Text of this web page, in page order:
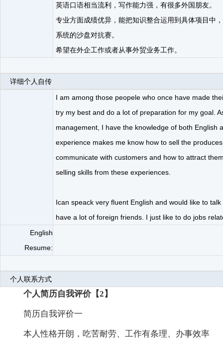
英语口语相当流利，写作能力强，有很多外国朋友。
专业方面成绩优异，能把知识整合运用到具体项目中
系统的沙盘对抗赛。
希望在外企工作或者从事外贸业务工作。
详细个人自传
I am among those peopele who once have made
try my best and do a lot of preparation for my goal.
management, I have the knowledge of both English
experience makes me know how to sell the
communicate with customers and how to attract
selling skills from these experiences.
Ican speack very fluent English and would like to
have a lot of foreign friends. I just like to do jobs
English
Resume:
个人联系方式
个人简历自我评价【2】
简历自我评价一
本人性格开朗，吃苦耐劳、工作有条理、办事效率